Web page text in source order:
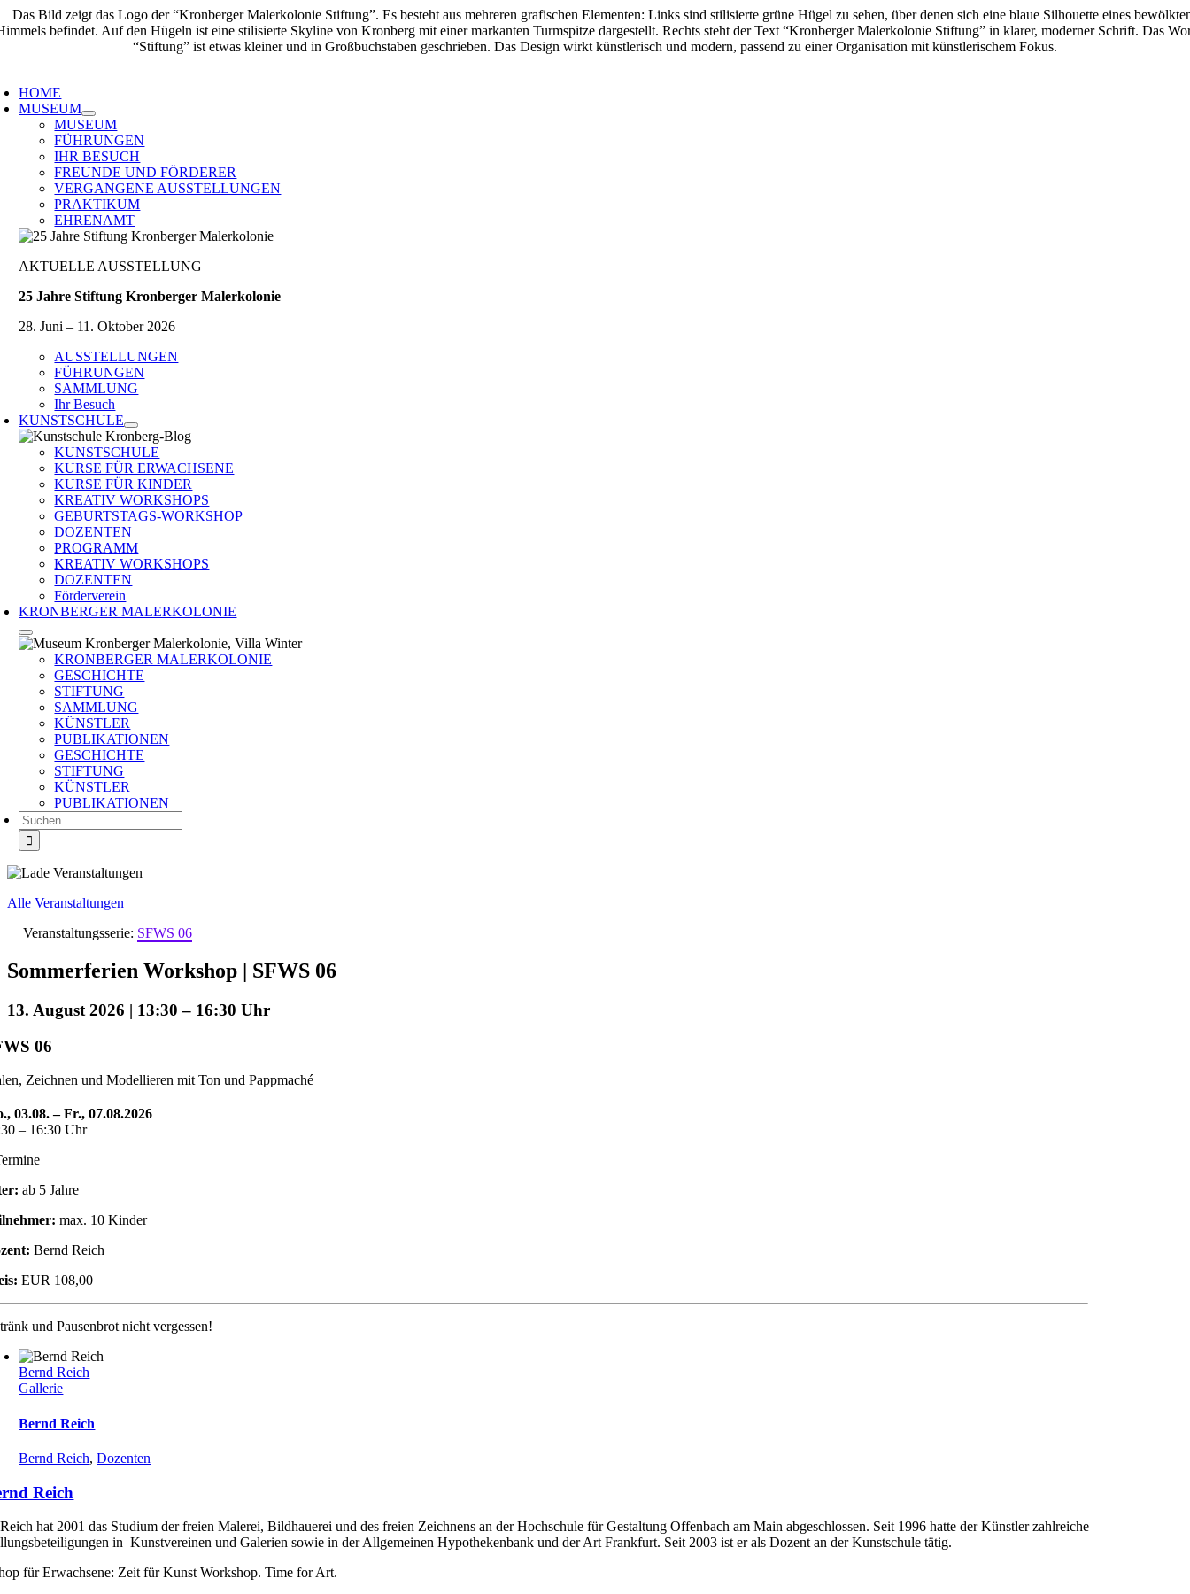
Zum
Inhalt
HOME
MUSEUM
MUSEUM
FÜHRUNGEN
IHR BESUCH
FREUNDE UND FÖRDERER
VERGANGENE AUSSTELLUNGEN
PRAKTIKUM
EHRENAMT
AKTUELLE AUSSTELLUNG
25 Jahre Stiftung Kronberger Malerkolonie
28. Juni – 11. Oktober 2026
AUSSTELLUNGEN
FÜHRUNGEN
SAMMLUNG
Ihr Besuch
KUNSTSCHULE
KUNSTSCHULE
KURSE FÜR ERWACHSENE
KURSE FÜR KINDER
KREATIV WORKSHOPS
GEBURTSTAGS-WORKSHOP
DOZENTEN
PROGRAMM
KREATIV WORKSHOPS
DOZENTEN
Förderverein
KRONBERGER MALERKOLONIE
KRONBERGER MALERKOLONIE
GESCHICHTE
STIFTUNG
SAMMLUNG
KÜNSTLER
PUBLIKATIONEN
GESCHICHTE
STIFTUNG
KÜNSTLER
PUBLIKATIONEN
Suche
nach:
Alle Veranstaltungen
Veranstaltungsserie: SFWS 06
Sommerferien Workshop | SFWS 06
13. August 2026 | 13:30 – 16:30
06
Zeichnen und Modellieren mit Ton und Pappmaché
03.08. – Fr., 07.08.2026
– 16:30 Uhr
ab 5 Jahre
max. 10 Kinder
Bernd Reich
EUR 108,00
und Pausenbrot nicht vergessen!
Bernd Reich
Gallerie
Bernd Reich
Bernd Reich,Dozenten
Reich
hat 2001 das Studium der freien Malerei, Bildhauerei und des freien Zeichnens an der Hochschule für Gestaltung Offenbach am Main abgeschlossen. Seit 1996 hatte der Künstler zahlreiche
in Kunstvereinen und Galerien sowie in der Allgemeinen Hypothekenbank und der Art Frankfurt. Seit 2003 ist er als Dozent an der Kunstschule tätig.
für Erwachsene: Zeit für Kunst Workshop. Time for Art.